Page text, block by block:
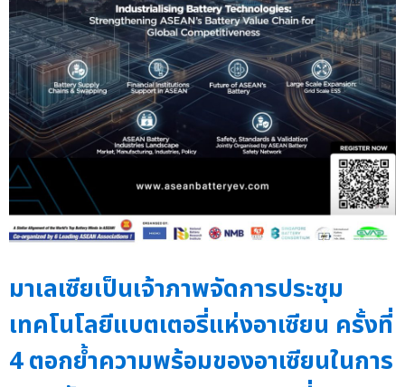
มาเลเซียเป็นเจ้าภาพจัดการประชุม
เทคโนโลยีแบตเตอรี่แห่งอาเซียน ครั้งที่
4 ตอกย้ำความพร้อมของอาเซียนในการ